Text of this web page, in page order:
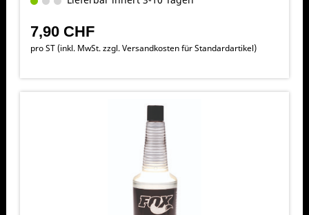
7,90 CHF
pro ST (inkl. MwSt. zzgl.Versandkosten für Standardartikel)